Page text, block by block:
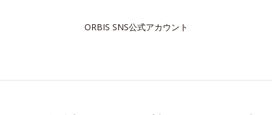
ORBIS SNS公式アカウント